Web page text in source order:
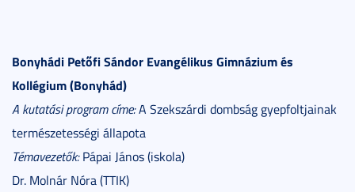
Bonyhádi Petőfi Sándor Evangélikus Gimnázium és
Kollégium (Bonyhád)
A kutatási program címe:A Szekszárdi dombság gyepfoltjainak
természetességi állapota
Témavezetők:Pápai János (iskola)
Dr. Molnár Nóra (TTIK)